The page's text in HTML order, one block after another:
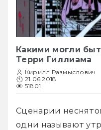
Какими могли
Терри Гиллиама
Кирилл Размыслович
21.06.2018
51801
Сценарии
одни называют